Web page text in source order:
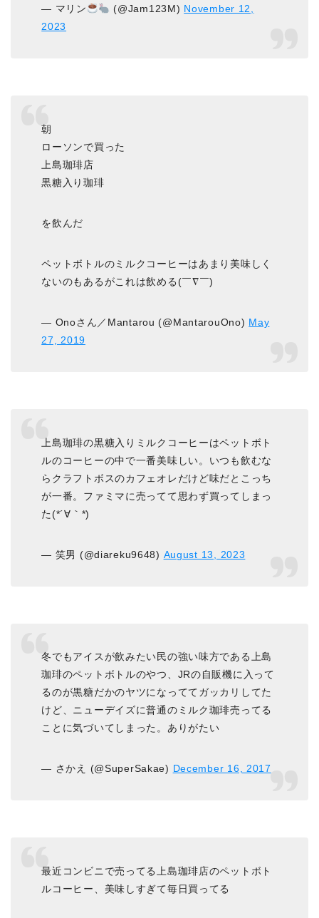
— マリン (@Jam123M) November 12,
2023
朝
ローソンで買った
上島珈琲店
黒糖入り珈琲
を飲んだ
ペットボトルのミルクコーヒーはあまり美味しく
ないのもあるがこれは飲める(￣∇￣)
— Onoさん／Mantarou (@MantarouOno) May
27, 2019
上島珈琲の黒糖入りミルクコーヒーはペットボト
ルのコーヒーの中で一番美味しい。いつも飲むな
らクラフトボスのカフェオレだけど味だとこっち
が一番。ファミマに売ってて思わず買ってしまっ
た(*´∀｀*)
— 笑男 (@diareku9648) August 13, 2023
冬でもアイスが飲みたい民の強い味方である上島
珈琲のペットボトルのやつ、JRの自販機に入って
るのが黒糖だかのヤツになっててガッカリしてた
けど、ニューデイズに普通のミルク珈琲売ってる
ことに気づいてしまった。ありがたい
— さかえ (@SuperSakae) December 16, 2017
最近コンビニで売ってる上島珈琲店のペットボト
ルコーヒー、美味しすぎて毎日買ってる